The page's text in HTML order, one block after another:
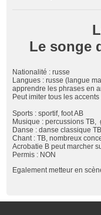
Le songe
Nationalité : russe
Langues : russe (langue
apprendre les phrases en
Peut imiter tous les accents
Sports : sportif, foot AB
Musique : percussions TB,
Danse : danse classique
Chant : TB, nombreux
Acrobatie B peut marcher
Permis : NON
Egalement metteur en